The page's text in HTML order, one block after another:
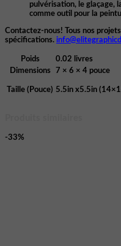
pulvérisation, le glaçage,
comme outil pour la
Contactez-nous! Tous nos
spécifications.
Poids
0.02 livres
Dimensions
7 × 6 × 4 pouce
Taille (Pouce) 5.5in x5.5in
-33%